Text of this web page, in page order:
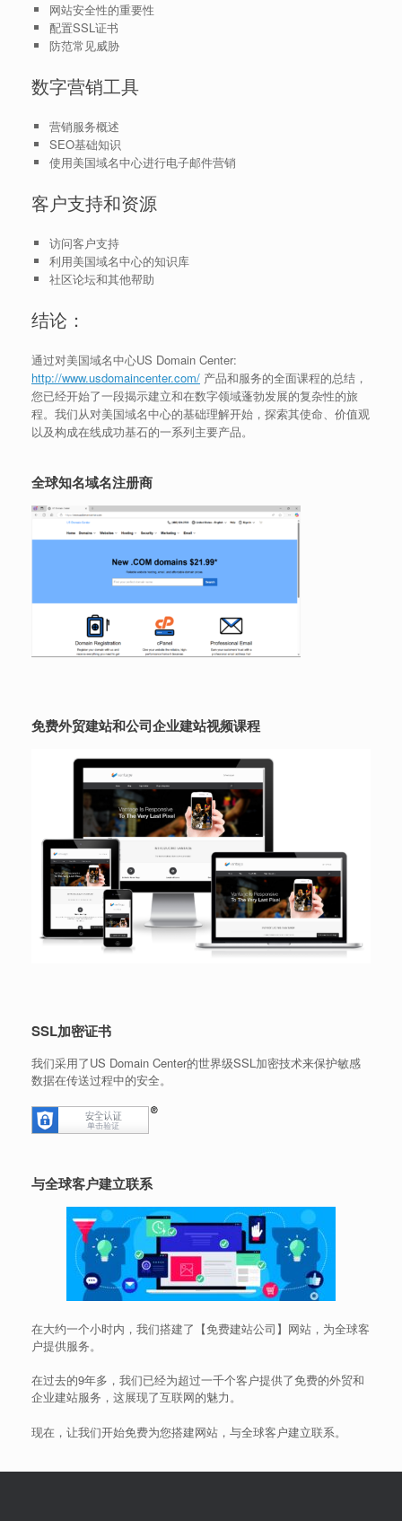
网站安全性的重要性
配置SSL证书
防范常见威胁
数字营销工具
营销服务概述
SEO基础知识
使用美国域名中心进行电子邮件营销
客户支持和资源
访问客户支持
利用美国域名中心的知识库
社区论坛和其他帮助
结论：
通过对美国域名中心US Domain Center:
http://www.usdomaincenter.com/ 产品和服务的全面课程的总结，
您已经开始了一段揭示建立和在数字领域蓬勃发展的复杂性的旅
程。我们从对美国域名中心的基础理解开始，探索其使命、价值观
以及构成在线成功基石的一系列主要产品。
全球知名域名注册商
免费外贸建站和公司企业建站视频课程
SSL加密证书
我们采用了US Domain Center的世界级SSL加密技术来保护敏感
数据在传送过程中的安全。
与全球客户建立联系
在大约一个小时内，我们搭建了【免费建站公司】网站，为全球客
户提供服务。
在过去的9年多，我们已经为超过一千个客户提供了免费的外贸和
企业建站服务，这展现了互联网的魅力。
现在，让我们开始免费为您搭建网站，与全球客户建立联系。